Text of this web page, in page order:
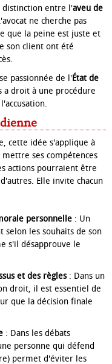
entre l'aveu de
ne cherche pas
que la peine est juste et
son client ont été
passionnée de l'État de
droit à une procédure
cette idée s'applique à
ses compétences
actions pourraient être
Elle invite chacun
personnelle : Un
les souhaits de son
s'il désapprouve le
et des règles: Dans un
droit, il est essentiel de
que la décision finale
: Dans les débats
personne qui défend
permet d'éviter les